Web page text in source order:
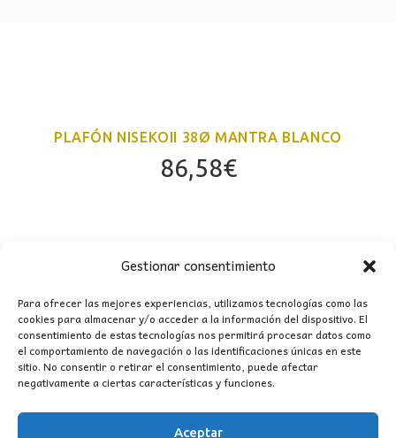
Gestionar consentimiento
Para ofrecer las mejores experiencias, utilizamos tecnologías como las
cookies para almacenar y/o acceder a la información del dispositivo. El
consentimiento de estas tecnologías nos permitirá procesar datos como
el comportamiento de navegación o las identificaciones únicas en este
sitio. No consentir o retirar el consentimiento, puede afectar
negativamente a ciertas características y funciones.
Aceptar
PLAFÓN NISEKOII 38Ø MANTRA BLANCO
86,58€
CONTACTO